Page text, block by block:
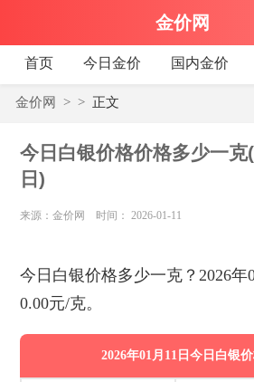
金价网
首页 今日金价 国内金价
金价网 > > 正文
今日白银价格价格多少一
日)
来源：金价网 时间： 2026-01-11
今日白银价格多少一克？2026年
0.00元/克。
2026年01月11日今日白银